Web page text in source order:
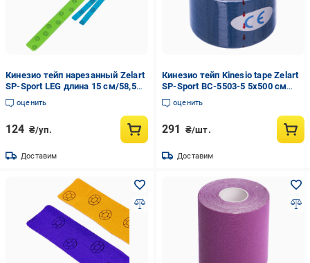
Кинезио тейп нарезанный Zelart
SP-Sport LEG длина 15 см/58,5
см (DR006234)
оценить
124 ₴/уп.
Доставим
Кинезио тейп Kinesio tape Zelart
SP-Sport BC-5503-5 5х500 см
(DR004206)
оценить
291 ₴/шт.
Доставим